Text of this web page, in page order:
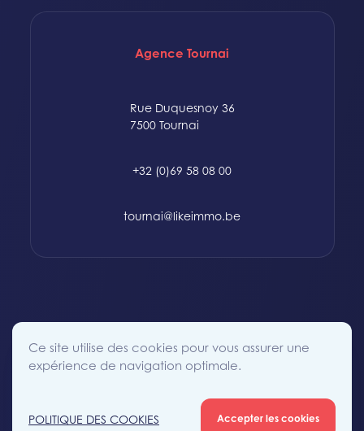
Agence Tournai
Rue Duquesnoy 36
7500 Tournai
+32 (0)69 58 08 00
tournai@likeimmo.be
Politique des CookiesConditions générales
Ce site utilise des cookies pour vous assurer une
expérience de navigation optimale.
POLITIQUE DES COOKIES Accepter les cookies